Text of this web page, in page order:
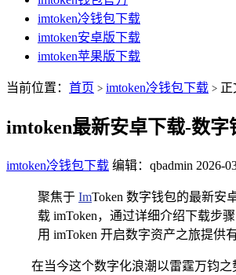
imtoken冷钱包下载
imtoken安卓版下载
imtoken苹果版下载
当前位置： 首页 > imtoken冷钱包下载 > 正
imtoken最新安卓下载-数
imtoken冷钱包下载 编辑：qbadmin 2026-
聚焦于 ImToken 数字钱包的最新安
载 imToken，通过详细介绍下载步
用 imToken 开启数字资产之旅提供
在当今这个数字化浪潮以雷霆万钧